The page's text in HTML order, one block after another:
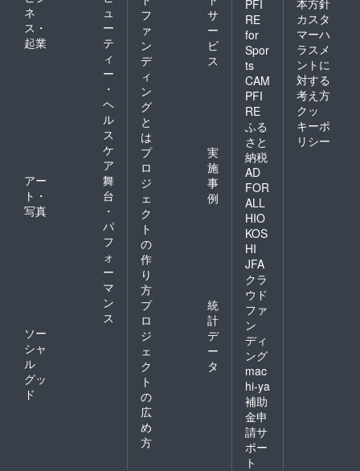
ネ
ス・
起業
ュ
ー
テ
ィ
ー
・
ヘ
ル
ス
ケ
ア
アー
ト・
写真
舞
台
・
パ
フ
ォ
ー
マ
ン
ス
ソー
シャ
ル
グッ
ド
フ
ァ
ン
デ
ィ
ン
グ
と
は
サ
ー
ビ
ス
プ
ロ
ジ
ェ
ク
ト
の
作
り
方
実
施
事
例
プ
ロ
ジ
ェ
ク
ト
の
広
め
方
統
計
デ
ー
タ
PFI
RE
for
Spor
ts
CAM
PFI
RE
ふる
さと
納税
AD
FOR
ALL
HIO
KOS
HI
JFA
クラ
ウド
ファ
ン
ディ
ング
mac
hi-ya
補助
金申
請サ
ポー
ト
カスタ
マーハ
ラスメ
ントに
対する
考え方
クッ
キーポ
リシー